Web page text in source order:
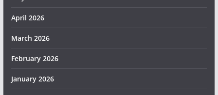
April 2026
March 2026
February 2026
January 2026